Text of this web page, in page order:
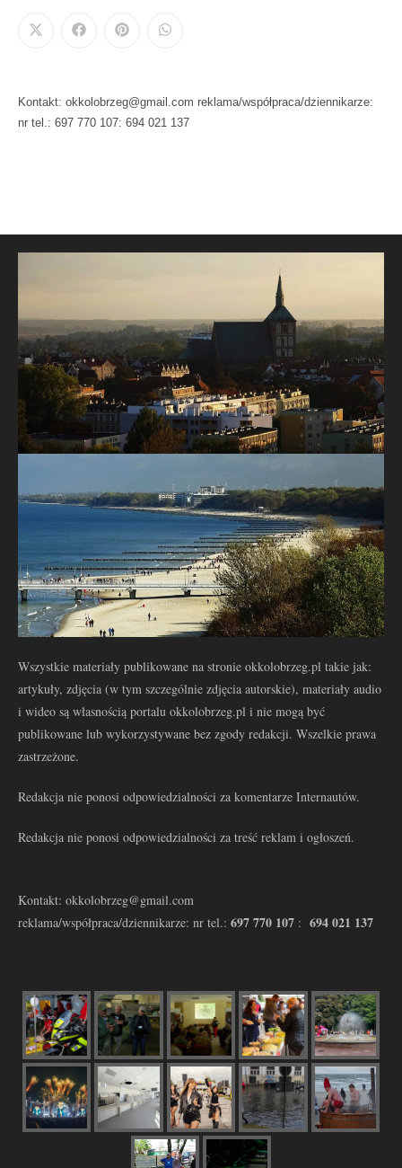
Kontakt: okkolobrzeg@gmail.com reklama/współpraca/dziennikarze:
nr tel.: 697 770 107: 694 021 137
Wszystkie materiały publikowane na stronie okkolobrzeg.pl takie jak:
artykuły, zdjęcia (w tym szczególnie zdjęcia autorskie), materiały audio
i wideo są własnością portalu okkolobrzeg.pl i nie mogą być
publikowane lub wykorzystywane bez zgody redakcji. Wszelkie prawa
zastrzeżone.
Redakcja nie ponosi odpowiedzialności za komentarze Internautów.
Redakcja nie ponosi odpowiedzialności za treść reklam i ogłoszeń.
Kontakt: okkolobrzeg@gmail.com
reklama/współpraca/dziennikarze: nr tel.: 697 770 107 : 694 021 137